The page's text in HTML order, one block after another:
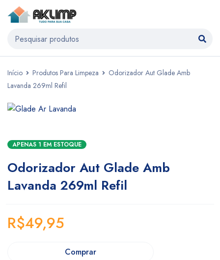
Início Produtos Para Limpeza
Odorizador Aut Glade Amb
Lavanda 269ml Refil
APENAS 1 EM ESTOQUE
Odorizador Aut Glade Amb
Lavanda 269ml Refil
R$49,95
Comprar